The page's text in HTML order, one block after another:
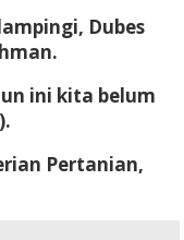
Dubes
ini kita belum
Pertanian,